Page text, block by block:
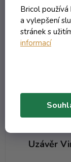
Bricol
a vylepšení
stránek s
informací
Uzávěr